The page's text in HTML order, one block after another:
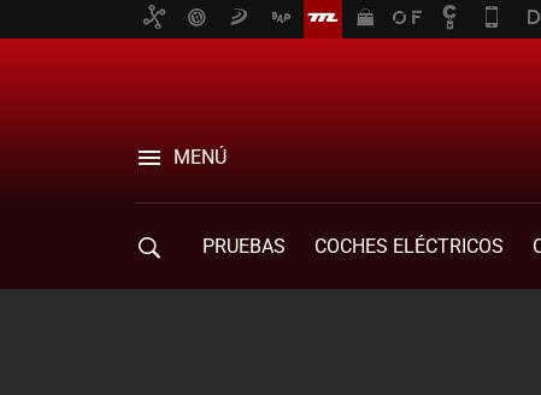
MENÚ
PRUEBAS COCHES ELÉCTRICOS